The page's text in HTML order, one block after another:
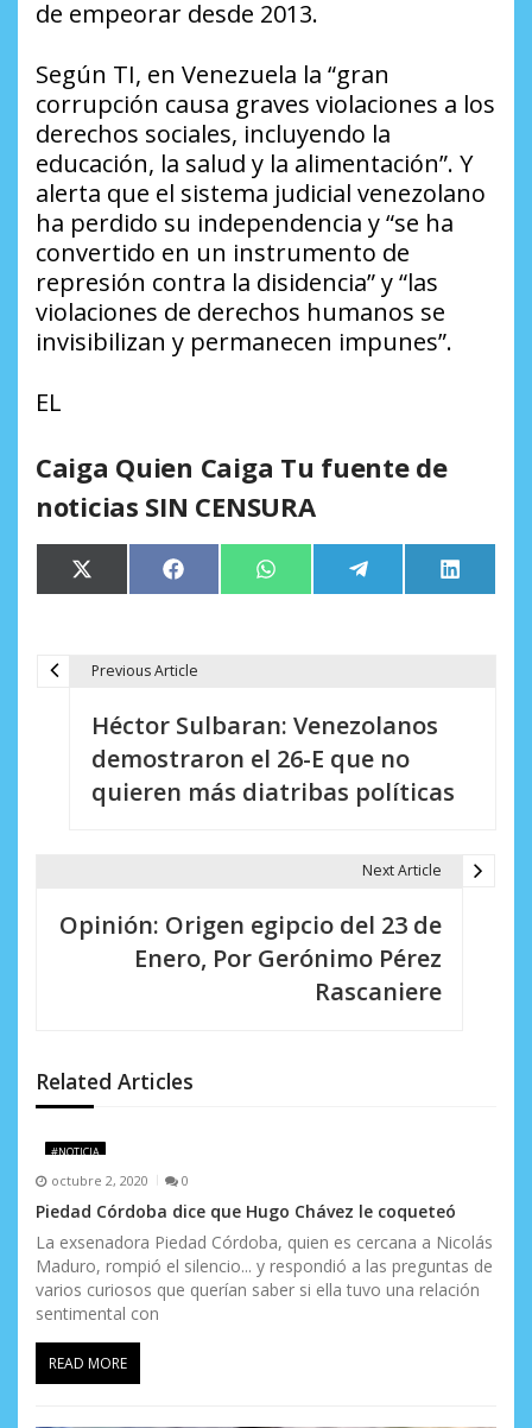
de empeorar desde 2013.
Según TI, en Venezuela la “gran
corrupción causa graves violaciones a los
derechos sociales, incluyendo la
educación, la salud y la alimentación”. Y
alerta que el sistema judicial venezolano
ha perdido su independencia y “se ha
convertido en un instrumento de
represión contra la disidencia” y “las
violaciones de derechos humanos se
invisibilizan y permanecen impunes”.
EL
Caiga Quien Caiga Tu fuente de
noticias SIN CENSURA
Compartir
en
X
(Twitter)
Compartir
en
Facebook Compartir
en
WhatsApp Compartir
en
Telegram
en
LinkedIn
n
d
e
e
n
t
r
a
d
Previous Article
Héctor Sulbaran: Venezolanos
demostraron el 26-E que no
quieren más diatribas políticas
Next Article
Opinión: Origen egipcio del 23 de
Enero, Por Gerónimo Pérez
Rascaniere
Related Articles
#NOTICIA
octubre 2, 2020 0
Piedad Córdoba dice que Hugo Chávez le coqueteó
La exsenadora Piedad Córdoba, quien es cercana a Nicolás
Maduro, rompió el silencio... y respondió a las preguntas de
varios curiosos que querían saber si ella tuvo una relación
sentimental con
READ MORE